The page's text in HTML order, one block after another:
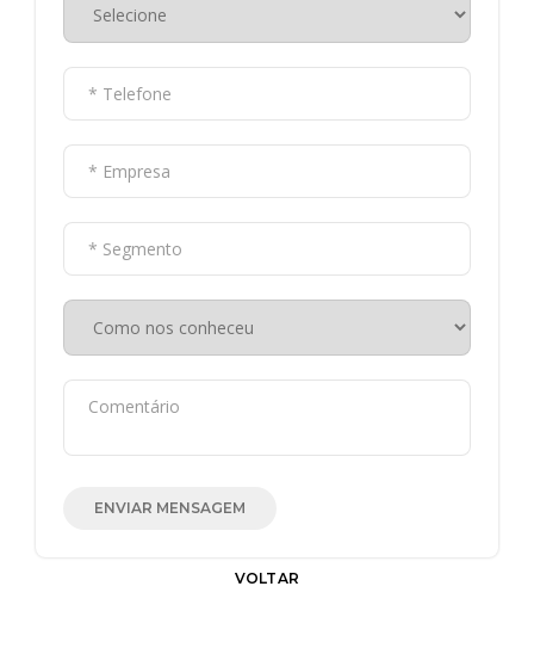
ENVIAR MENSAGEM
VOLTAR